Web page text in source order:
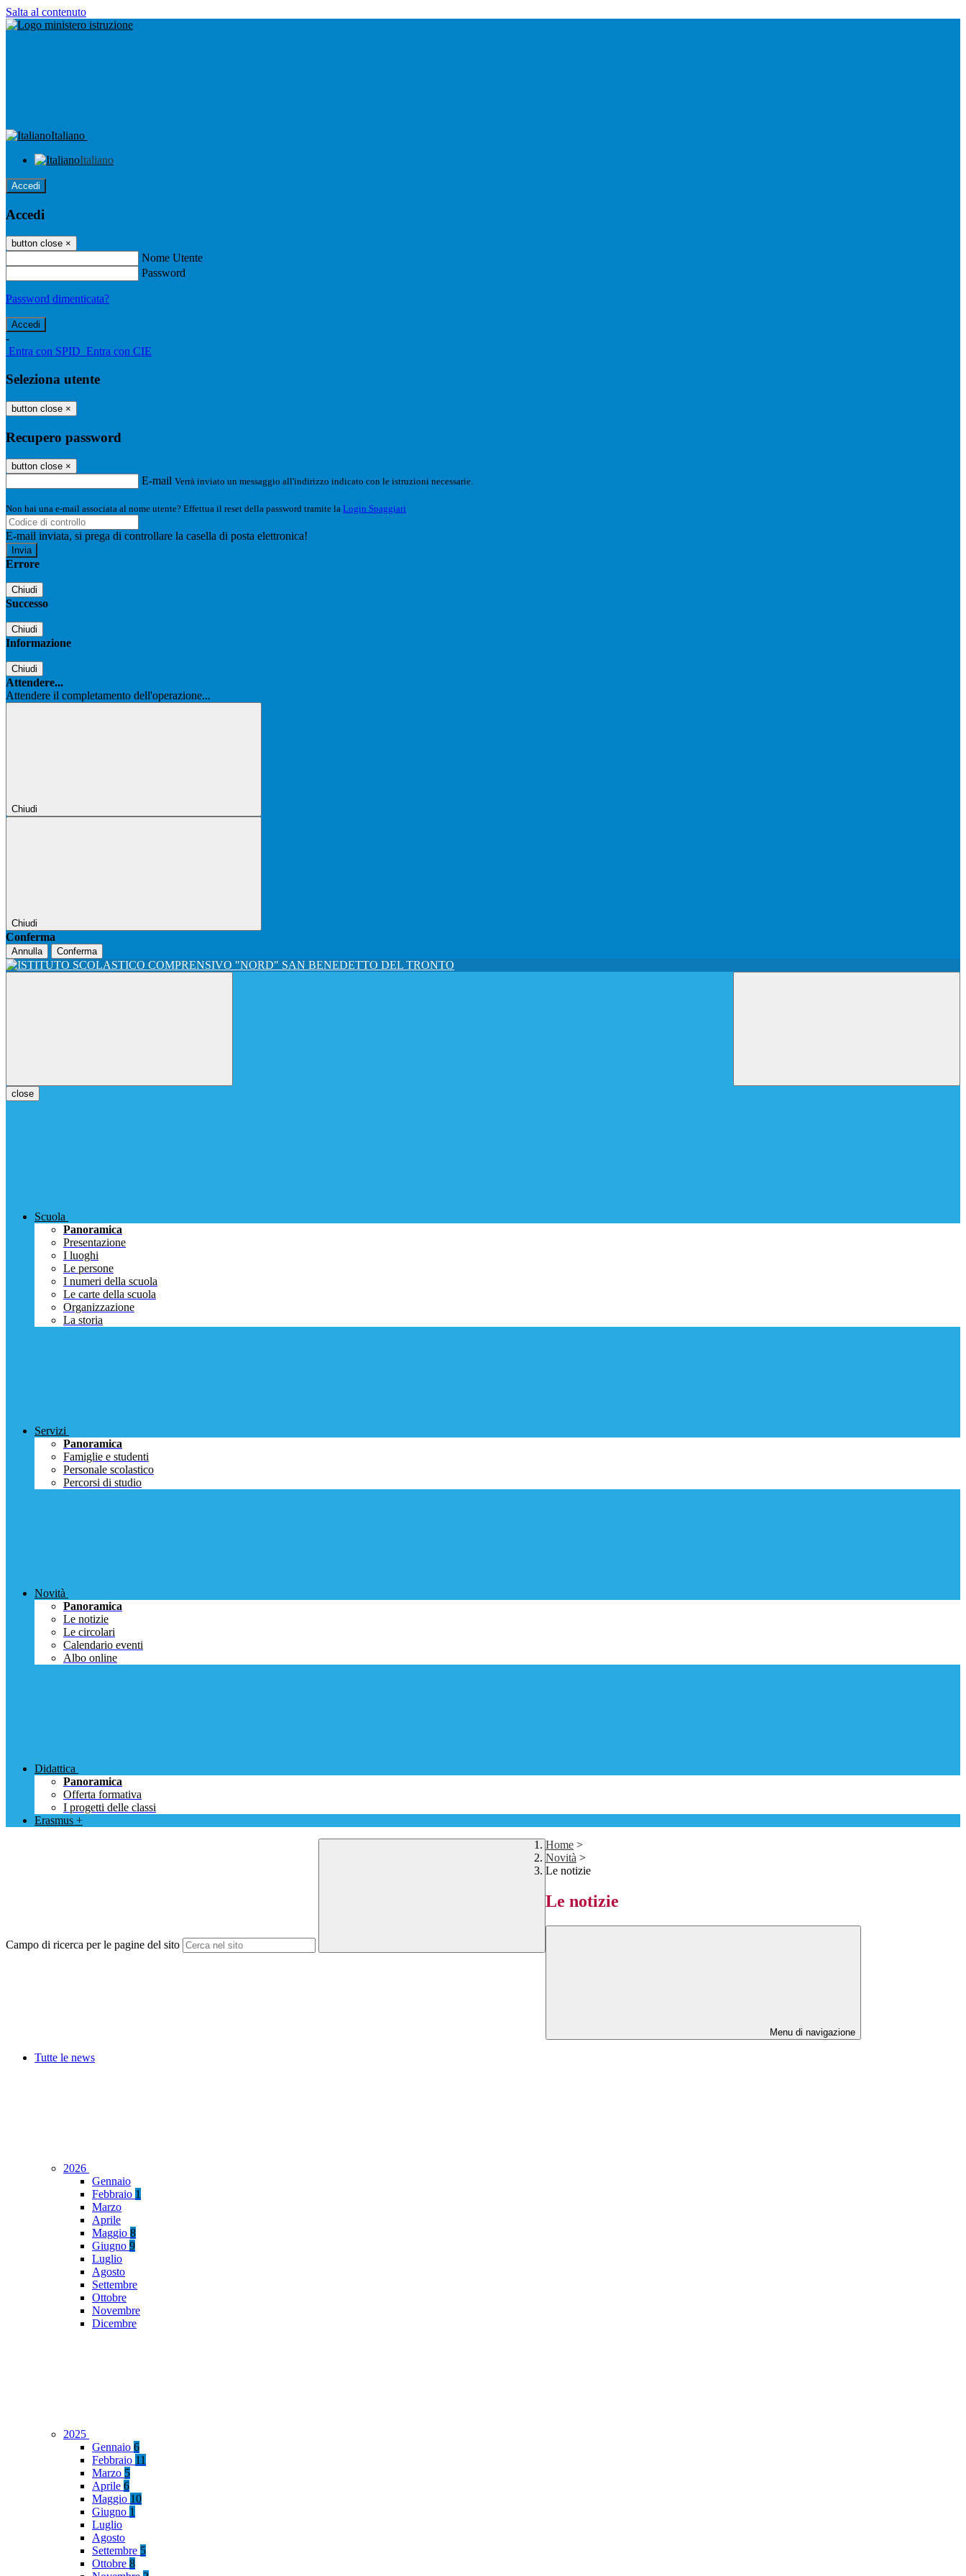
Salta al contenuto
Italiano
Italiano
Accedi
Accedi
button close ×
Nome Utente
Password
Password dimenticata?
-
Entra con SPID Entra con CIE
Seleziona utente
button close ×
Recupero password
button close ×
E-mail Verrà inviato un messaggio all'indirizzo indicato con le istruzioni necessarie.
Non hai una e-mail associata al nome utente? Effettua il reset della password tramite la Login Spaggiari
E-mail inviata, si prega di controllare la casella di posta elettronica!
Errore
Chiudi
Successo
Chiudi
Informazione
Chiudi
Attendere...
Attendere il completamento dell'operazione...
Chiudi
Chiudi
Conferma
Annulla Conferma
close
Scuola
Panoramica
Presentazione
I luoghi
Le persone
I numeri della scuola
Le carte della scuola
Organizzazione
La storia
Servizi
Panoramica
Famiglie e studenti
Personale scolastico
Percorsi di studio
Novità
Panoramica
Le notizie
Le circolari
Calendario eventi
Albo online
Didattica
Panoramica
Offerta formativa
I progetti delle classi
Erasmus +
Campo di ricerca per le pagine del sito
Home >
Novità >
Le notizie
Le notizie
Menu di navigazione
Tutte le news
2026
Gennaio
Febbraio 1
Marzo
Aprile
Maggio 8
Giugno 9
Luglio
Agosto
Settembre
Ottobre
Novembre
Dicembre
2025
Gennaio 6
Febbraio 11
Marzo 5
Aprile 6
Maggio 10
Giugno 1
Luglio
Agosto
Settembre 5
Ottobre 8